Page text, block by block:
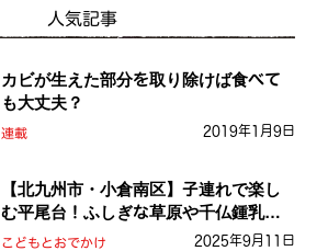
人気記事
カビが生えた部分を取り除けば食べて
も大丈夫？
連載 2019年1月9日
【北九州市・小倉南区】子連れで楽し
む平尾台！ふしぎな草原や千仏鍾乳洞
を探検しよう！
こどもとおでかけ 2025年9月11日